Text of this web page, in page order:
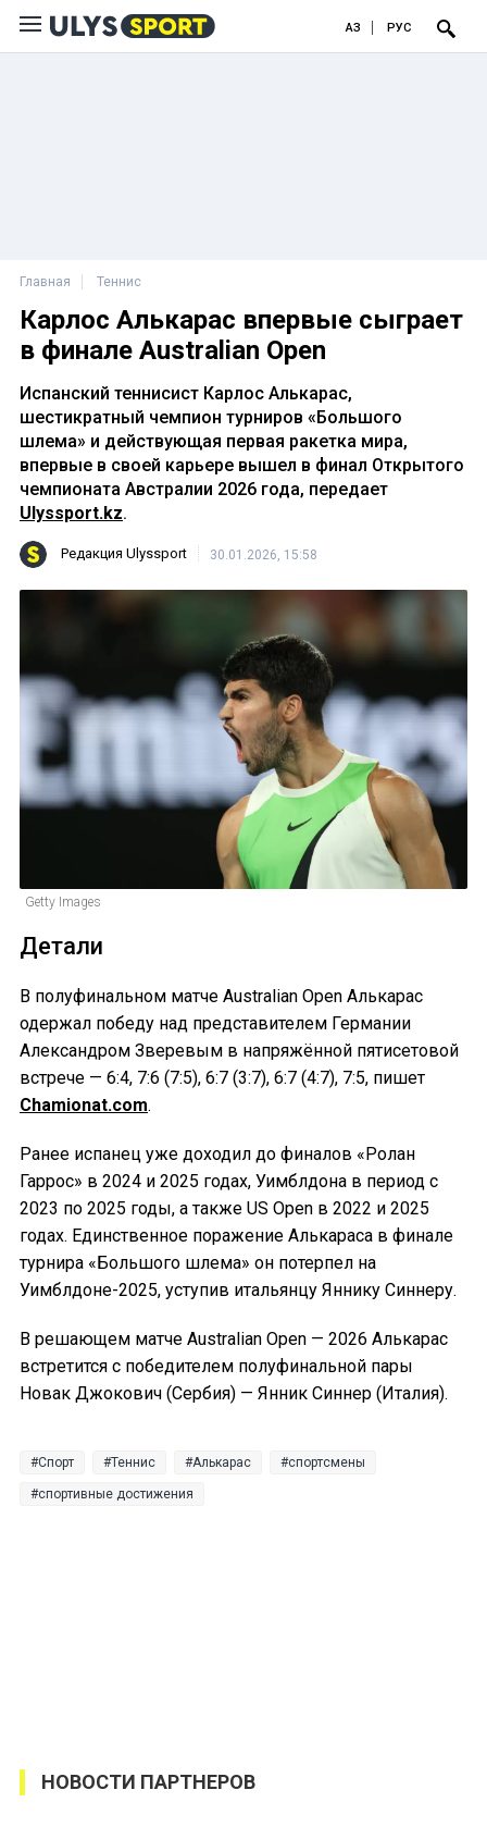
ҚАЗ РУС
Главная Теннис
Карлос Алькарас впервые сыграет
в финале Australian Open
Испанский теннисист Карлос Алькарас,
шестикратный чемпион турниров «Большого
шлема» и действующая первая ракетка мира,
впервые в своей карьере вышел в финал Открытого
чемпионата Австралии 2026 года, передает
Ulyssport.kz.
Редакция Ulyssport 30.01.2026, 15:58
Getty Images
Детали
В полуфинальном матче Australian Open Алькарас
одержал победу над представителем Германии
Александром Зверевым в напряжённой пятисетовой
встрече — 6:4, 7:6 (7:5), 6:7 (3:7), 6:7 (4:7), 7:5, пишет
Chamionat.com.
Ранее испанец уже доходил до финалов «Ролан
Гаррос» в 2024 и 2025 годах, Уимблдона в период с
2023 по 2025 годы, а также US Open в 2022 и 2025
годах. Единственное поражение Алькараса в финале
турнира «Большого шлема» он потерпел на
Уимблдоне-2025, уступив итальянцу Яннику Синнеру.
В решающем матче Australian Open — 2026 Алькарас
встретится с победителем полуфинальной пары
Новак Джокович (Сербия) — Янник Синнер (Италия).
Спорт Теннис Алькарас спортсмены
спортивные достижения
НОВОСТИ ПАРТНЕРОВ